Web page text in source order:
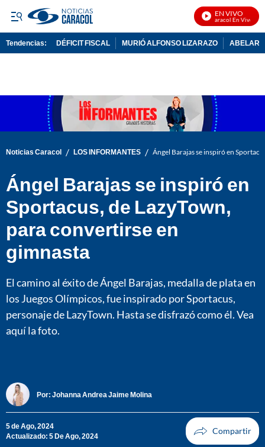
EN VIVO
Noticias Caracol En Vivo
Tendencias: DÉFICIT FISCAL MURIÓ ALFONSO LIZARAZO
Noticias Caracol / LOS INFORMANTES / Ángel Barajas se inspiró en
Ángel Barajas se inspiró en
Sportacus, de LazyTown,
para convertirse en
gimnasta
El camino al éxito de Ángel Barajas, medalla de plata en
los Juegos Olímpicos, fue inspirado por Sportacus,
personaje de LazyTown. Hasta se disfrazó como él. Vea
aquí la foto.
Por: Johanna Andrea Jaime Molina
5 de Ago, 2024
Actualizado: 5 De Ago, 2024